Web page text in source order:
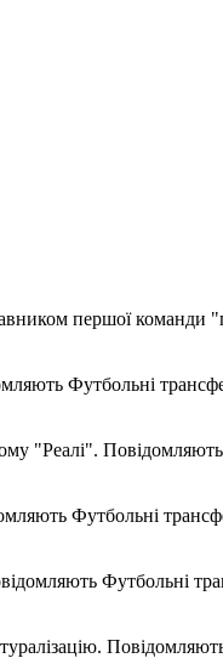
першої команди
Футбольні
"Реалі".
Футбольні
Футбольні